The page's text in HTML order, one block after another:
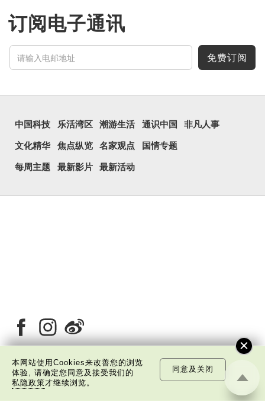
订阅电子通讯
免费订阅
中国科技 乐活湾区 潮游生活 通识中国 非凡人事
文化精华 焦点纵览 名家观点 国情专题
每周主题 最新影片 最新活动
关于我们 版权告示 私隐政策声明 免责声明
本网站使用Cookies来改善您的浏览
体验, 请确定您同意及接受我们的
私隐政策才继续浏览。
同意及关闭